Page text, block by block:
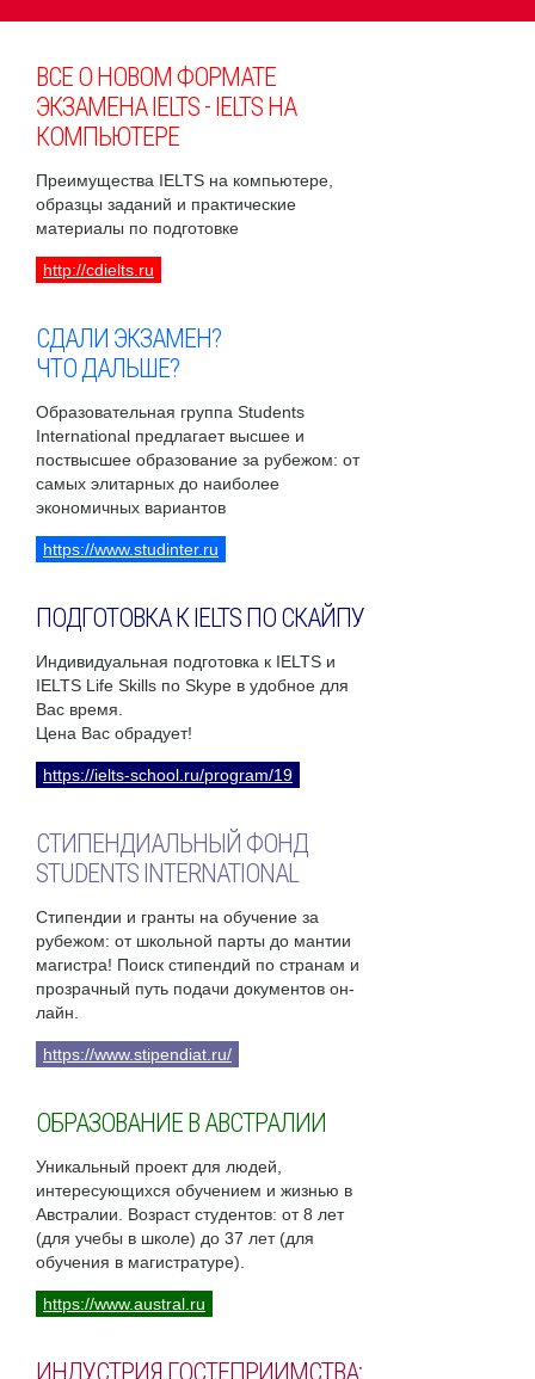
ВСЕ О НОВОМ ФОРМАТЕ
ЭКЗАМЕНА IELTS - IELTS НА
КОМПЬЮТЕРЕ
Преимущества IELTS на компьютере,
образцы заданий и практические
материалы по подготовке
http://cdielts.ru
СДАЛИ ЭКЗАМЕН?
ЧТО ДАЛЬШЕ?
Образовательная группа Students
International предлагает высшее и
поствысшее образование за рубежом: от
самых элитарных до наиболее
экономичных вариантов
https://www.studinter.ru
ПОДГОТОВКА К IELTS ПО СКАЙПУ
Индивидуальная подготовка к IELTS и
IELTS Life Skills по Skype в удобное для
Вас время.
Цена Вас обрадует!
https://ielts-school.ru/program/19
СТИПЕНДИАЛЬНЫЙ ФОНД
STUDENTS INTERNATIONAL
Стипендии и гранты на обучение за
рубежом: от школьной парты до мантии
магистра! Поиск стипендий по странам и
прозрачный путь подачи документов он-
лайн.
https://www.stipendiat.ru/
ОБРАЗОВАНИЕ В АВСТРАЛИИ
Уникальный проект для людей,
интересующихся обучением и жизнью в
Австралии. Возраст студентов: от 8 лет
(для учебы в школе) до 37 лет (для
обучения в магистратуре).
https://www.austral.ru
ИНДУСТРИЯ ГОСТЕПРИИМСТВА: